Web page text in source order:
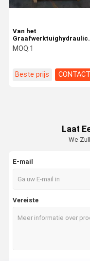
Van het
Graafwerktuighydraulic
breaker hammer van
KOMATSU PC200
Vernielingsbreker
MOQ:1
Beste prijs CONTACT
Laat
We
E-mail
Vereiste